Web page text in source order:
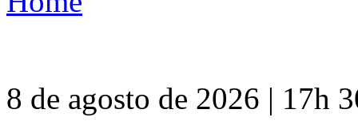
8 de agosto de 2026 | 17h